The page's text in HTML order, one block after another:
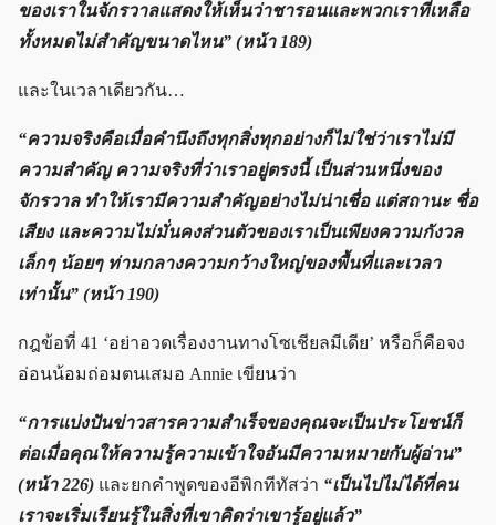
ของเราในจักรวาลแสดงให้เห็นว่าชารอนและพวกเราที่เหลือ
ทั้งหมดไม่สำคัญขนาดไหน” (หน้า 189)
และในเวลาเดียวกัน…
“ความจริงคือเมื่อคำนึงถึงทุกสิ่งทุกอย่างก็ไม่ใช่ว่าเราไม่มี
ความสำคัญ ความจริงที่ว่าเราอยู่ตรงนี้ เป็นส่วนหนึ่งของ
จักรวาล ทำให้เรามีความสำคัญอย่างไม่น่าเชื่อ แต่สถานะ ชื่อ
เสียง และความไม่มั่นคงส่วนตัวของเราเป็นเพียงความกังวล
เล็กๆ น้อยๆ ท่ามกลางความกว้างใหญ่ของพื้นที่และเวลา
เท่านั้น” (หน้า 190)
กฎข้อที่ 41 ‘อย่าอวดเรื่องงานทางโซเชียลมีเดีย’ หรือก็คือจง
อ่อนน้อมถ่อมตนเสมอ Annie เขียนว่า
“การแบ่งปันข่าวสารความสำเร็จของคุณจะเป็นประโยชน์ก็
ต่อเมื่อคุณให้ความรู้ความเข้าใจอันมีความหมายกับผู้อ่าน”
(หน้า 226) และยกคำพูดของอีพิกทีทัสว่า “เป็นไปไม่ได้ที่คน
เราจะเริ่มเรียนรู้ในสิ่งที่เขาคิดว่าเขารู้อยู่แล้ว”